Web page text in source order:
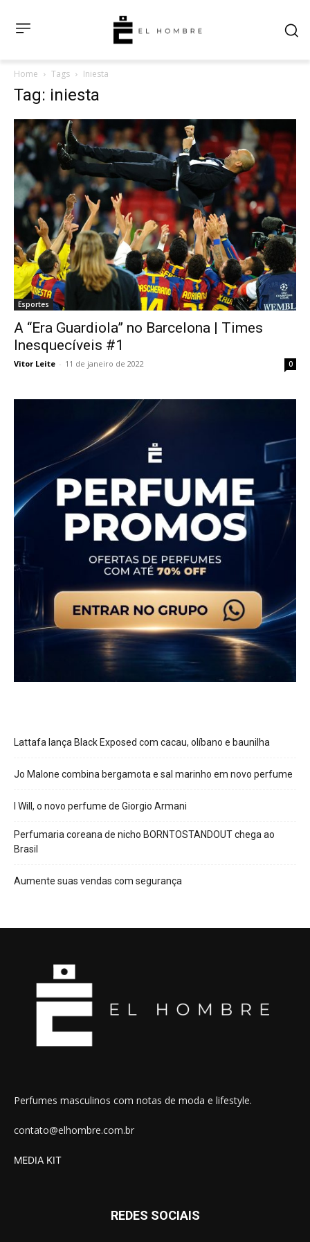
Home Tags Iniesta
Tag: iniesta
Esportes
A “Era Guardiola” no Barcelona | Times
Inesquecíveis #1
Vitor Leite - 11 de janeiro de 2022 0
Lattafa lança Black Exposed com cacau, olíbano e baunilha
Jo Malone combina bergamota e sal marinho em novo perfume
I Will, o novo perfume de Giorgio Armani
Perfumaria coreana de nicho BORNTOSTANDOUT chega ao
Brasil
Aumente suas vendas com segurança
Perfumes masculinos com notas de moda e lifestyle.
contato@elhombre.com.br
MEDIA KIT
REDES SOCIAIS